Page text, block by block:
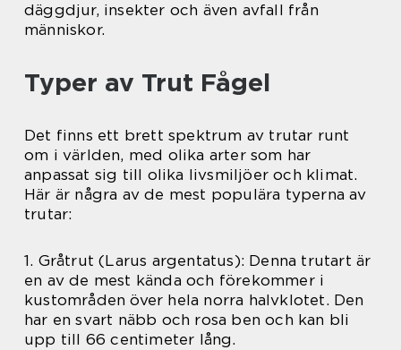
däggdjur, insekter och även avfall från
människor.
Typer av Trut Fågel
Det finns ett brett spektrum av trutar runt
om i världen, med olika arter som har
anpassat sig till olika livsmiljöer och klimat.
Här är några av de mest populära typerna av
trutar:
1. Gråtrut (Larus argentatus): Denna trutart är
en av de mest kända och förekommer i
kustområden över hela norra halvklotet. Den
har en svart näbb och rosa ben och kan bli
upp till 66 centimeter lång.